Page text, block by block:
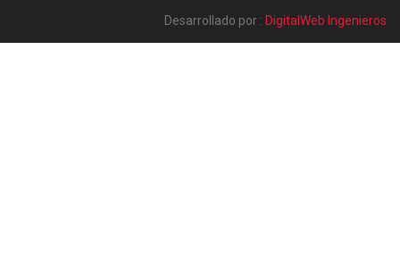
Desarrollado por : DigitalWeb Ingenieros